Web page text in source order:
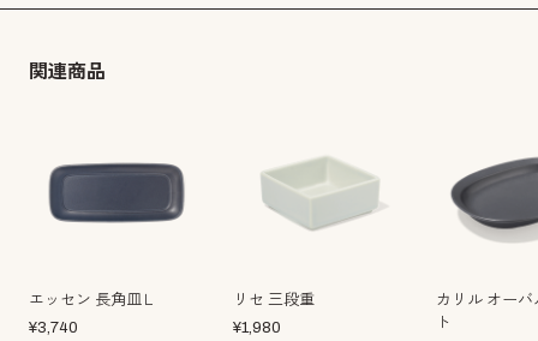
関連商品
エッセン 長角皿Ｌ
¥3,740
リセ 三段重
¥1,980
カリル オーバ
ト